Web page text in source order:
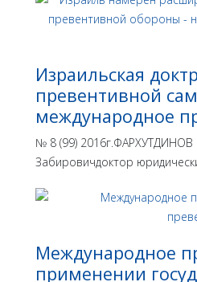
Израильская
превентивной
международное
№ 8 (99) 2016г.ФАРХУТДИНОВ
Забировичдоктор
Международное
применении